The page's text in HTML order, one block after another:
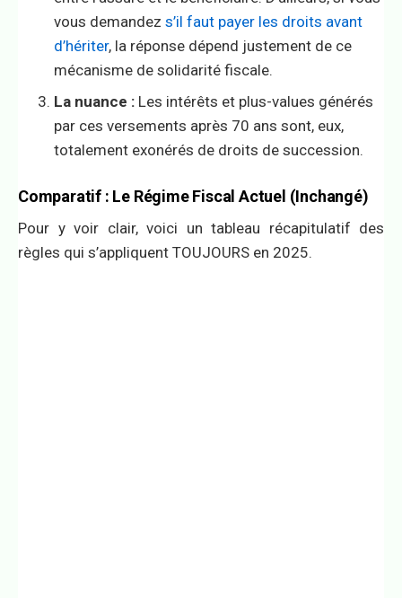
vous demandez s’il faut payer les droits avant
d’hériter, la réponse dépend justement de ce
mécanisme de solidarité fiscale.
La nuance : Les intérêts et plus-values générés
par ces versements après 70 ans sont, eux,
totalement exonérés de droits de succession.
Comparatif : Le Régime Fiscal Actuel (Inchangé)
Pour y voir clair, voici un tableau récapitulatif des
règles qui s’appliquent TOUJOURS en 2025.